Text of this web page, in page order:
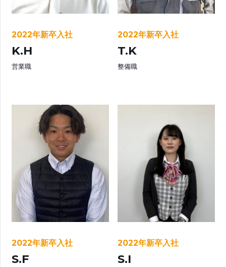
2022年新卒入社
K.H
営業職
2022年新卒入社
T.K
整備職
2022年新卒入社
S.F
2022年新卒入社
S.I